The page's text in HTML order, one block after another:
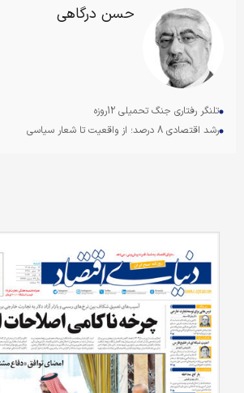
حسن درگاهی
تلنگر رفتاری جنگ تحمیلی 12روزه
رشد اقتصادی 8 درصد؛ از واقعیت تا شعار سیاسی